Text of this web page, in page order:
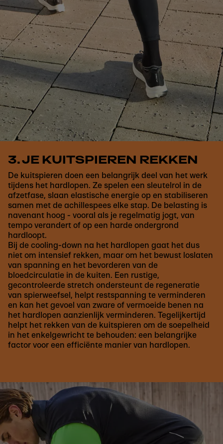
3. JE KUITSPIEREN REKKEN
De kuitspieren doen een belangrijk deel van het werk
tijdens het hardlopen. Ze spelen een sleutelrol in de
afzetfase, slaan elastische energie op en stabiliseren
samen met de achillespees elke stap. De belasting is
navenant hoog - vooral als je regelmatig jogt, van
tempo verandert of op een harde ondergrond
hardloopt.
Bij de cooling-down na het hardlopen gaat het dus
niet om intensief rekken, maar om het bewust loslaten
van spanning en het bevorderen van de
bloedcirculatie in de kuiten. Een rustige,
gecontroleerde stretch ondersteunt de regeneratie
van spierweefsel, helpt restspanning te verminderen
en kan het gevoel van zware of vermoeide benen na
het hardlopen aanzienlijk verminderen. Tegelijkertijd
helpt het rekken van de kuitspieren om de soepelheid
in het enkelgewricht te behouden: een belangrijke
factor voor een efficiënte manier van hardlopen.